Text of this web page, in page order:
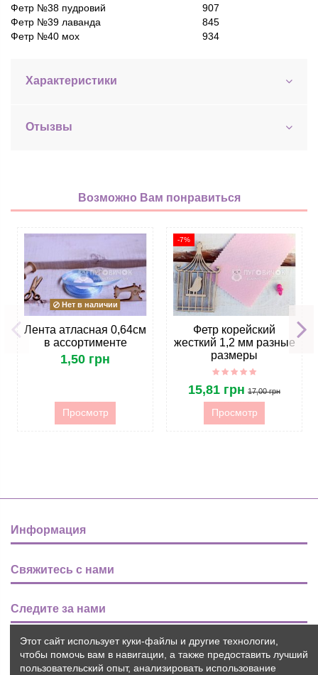
Фетр №38 пудровий
907
Фетр №39 лаванда
845
Фетр №40 мох
934
Характеристики
Отызвы
Возможно Вам понравиться
Нет в наличии
Лента атласная 0,64см
в ассортименте
1,50 грн
Просмотр
-7%
Фетр корейский
жесткий 1,2 мм разные
размеры
15,81 грн 17,00 грн
Просмотр
Информация
Свяжитесь с нами
Следите за нами
Новости
Этот сайт использует куки-файлы и другие технологии,
чтобы помочь вам в навигации, а также предоставить лучший
пользовательский опыт, анализировать использование